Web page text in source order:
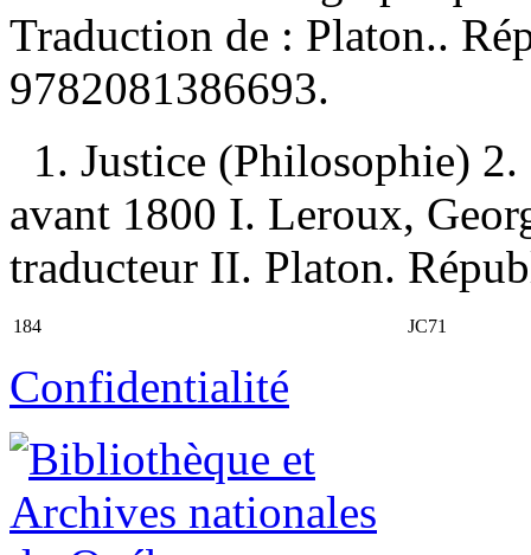
Traduction de : Platon..
9782081386693.
1. Justice (Philosophie)
avant 1800 I. Leroux,
traducteur II. Platon.
184 JC71
Confidentialité